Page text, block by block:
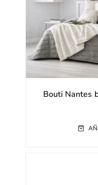
Bouti Nantes